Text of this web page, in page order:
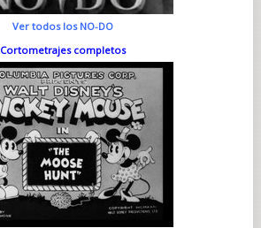
Ver todos los NO-DO
Cortometrajes completos